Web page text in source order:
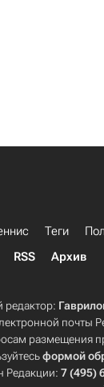
Теги
RSS Архив
редактор:
почты
размещения
формой
Редакции:7 (495)